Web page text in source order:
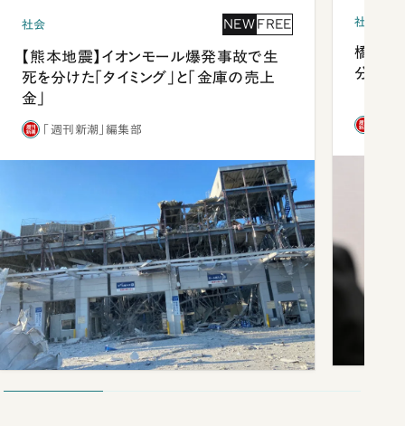
社会 NEW FREE
【熊本地震】イオンモール爆発事故で生
死を分けた「タイミング」と「金庫の売上
金」
「週刊新潮」編集部
社会
橋本愛
分 佐